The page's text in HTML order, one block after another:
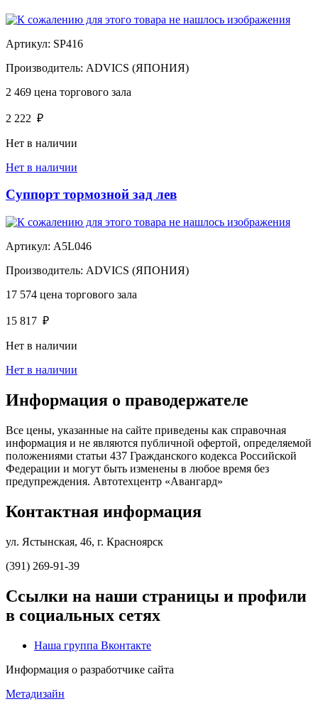
Артикул: SP416
Производитель: ADVICS (ЯПОНИЯ)
2 469 цена торгового зала
2 222 ₽
Нет в наличии
Нет в наличии
Суппорт тормозной зад лев
Артикул: A5L046
Производитель: ADVICS (ЯПОНИЯ)
17 574 цена торгового зала
15 817 ₽
Нет в наличии
Нет в наличии
Информация о праводержателе
Все цены, указанные на сайте приведены как справочная
информация и не являются публичной офертой, определяемой
положениями статьи 437 Гражданского кодекса Российской
Федерации и могут быть изменены в любое время без
предупреждения. Автотехцентр «Авангард»
Контактная информация
ул. Ястынская, 46, г. Красноярск
(391) 269-91-39
Ссылки на наши страницы и профили
в социальных сетях
Наша группа Вконтакте
Информация о разработчике сайта
Метадизайн